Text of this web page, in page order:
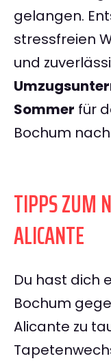
gelangen.
stressfreien
und
Sommer für
Bochum
TIPPS ZUM
ALICANTE
Du hast dich
Bochum
Alicante zu